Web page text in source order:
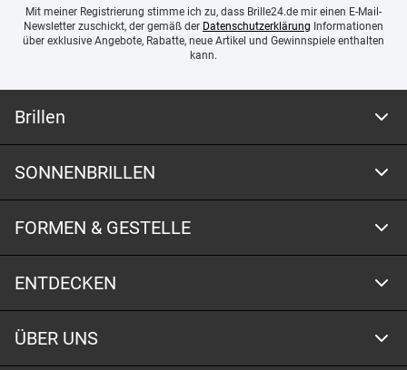
Mit meiner Registrierung stimme ich zu, dass Brille24.de mir einen E-Mail-
Newsletter zuschickt, der gemäß der Datenschutzerklärung Informationen
über exklusive Angebote, Rabatte, neue Artikel und Gewinnspiele enthalten
kann.
Brillen
SONNENBRILLEN
FORMEN & GESTELLE
ENTDECKEN
ÜBER UNS